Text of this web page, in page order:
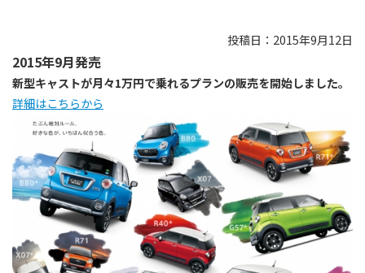
投稿日：2015年9月12日
2015年9月発売
新型キャストが月々1万円で乗れるプランの販売を開始しました。
詳細はこちらから